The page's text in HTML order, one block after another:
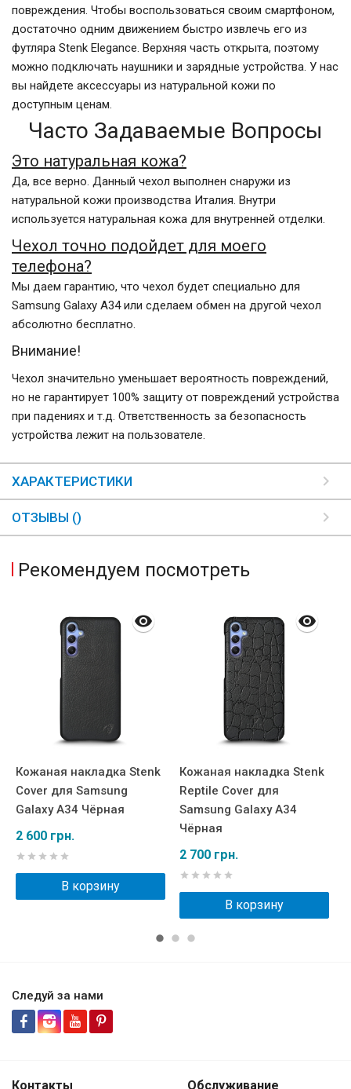
повреждения. Чтобы воспользоваться своим смартфоном,
достаточно одним движением быстро извлечь его из
футляра Stenk Elegance. Верхняя часть открыта, поэтому
можно подключать наушники и зарядные устройства. У нас
вы найдете аксессуары из натуральной кожи по
доступным ценам.
Часто Задаваемые Вопросы
Это натуральная кожа?
Да, все верно. Данный чехол выполнен снаружи из
натуральной кожи производства Италия. Внутри
используется натуральная кожа для внутренней отделки.
Чехол точно подойдет для моего
телефона?
Мы даем гарантию, что чехол будет специально для
Samsung Galaxy A34 или сделаем обмен на другой чехол
абсолютно бесплатно.
Внимание!
Чехол значительно уменьшает вероятность повреждений,
но не гарантирует 100% защиту от повреждений устройства
при падениях и т.д. Ответственность за безопасность
устройства лежит на пользователе.
ХАРАКТЕРИСТИКИ
ОТЗЫВЫ ()
Рекомендуем посмотреть
Кожаная накладка Stenk
Cover для Samsung
Galaxy A34 Чёрная
2 600 грн.
В корзину
Кожаная накладка Stenk
Reptile Cover для
Samsung Galaxy A34
Чёрная
2 700 грн.
В корзину
Следуй за нами
Контакты Обслуживание